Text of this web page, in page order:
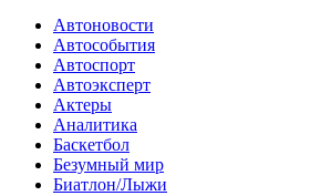
Автоновости
Автособытия
Автоспорт
Автоэксперт
Актеры
Аналитика
Баскетбол
Безумный мир
Биатлон/Лыжи